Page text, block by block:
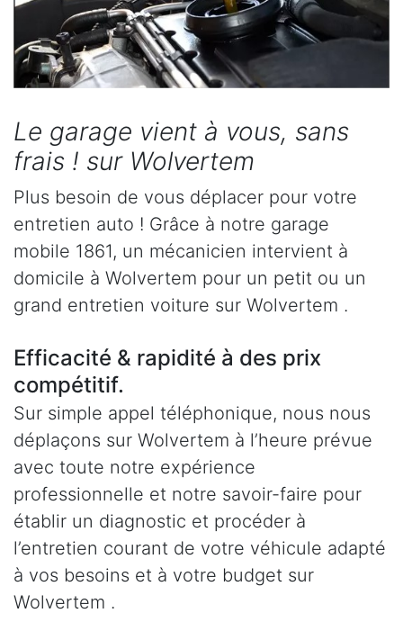
Le garage vient à vous, sans
frais ! sur Wolvertem
Plus besoin de vous déplacer pour votre
entretien auto ! Grâce à notre garage
mobile 1861, un mécanicien intervient à
domicile à Wolvertem pour un petit ou un
grand entretien voiture sur Wolvertem .
Efficacité & rapidité à des prix
compétitif.
Sur simple appel téléphonique, nous nous
déplaçons sur Wolvertem à l’heure prévue
avec toute notre expérience
professionnelle et notre savoir-faire pour
établir un diagnostic et procéder à
l’entretien courant de votre véhicule adapté
à vos besoins et à votre budget sur
Wolvertem .